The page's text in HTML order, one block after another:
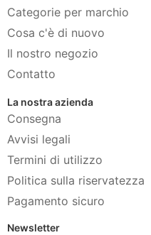
Categorie per marchio
Cosa c'è di nuovo
Il nostro negozio
Contatto
La nostra azienda
Consegna
Avvisi legali
Termini di utilizzo
Politica sulla riservatezza
Pagamento sicuro
Newsletter